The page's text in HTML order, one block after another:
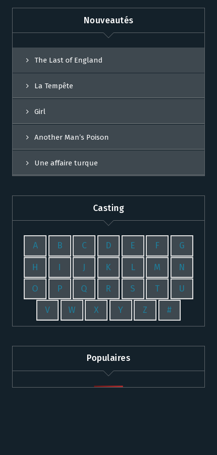
Nouveautés
The Last of England
La Tempête
Girl
Another Man’s Poison
Une affaire turque
Casting
A B C D E F G
H I J K L M N
O P Q R S T U
V W X Y Z #
Populaires